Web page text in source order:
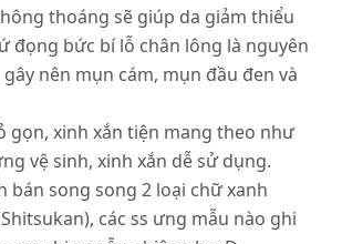
thoáng sẽ giúp da giảm thiểu
đọng bức bí lỗ chân lông là nguyên
nên mụn cám, mụn đầu đen và
gọn, xinh xắn tiện mang theo như
vệ sinh, xinh xắn dễ sử dụng.
bán song song 2 loại chữ xanh
các ss ưng mẫu nào ghi